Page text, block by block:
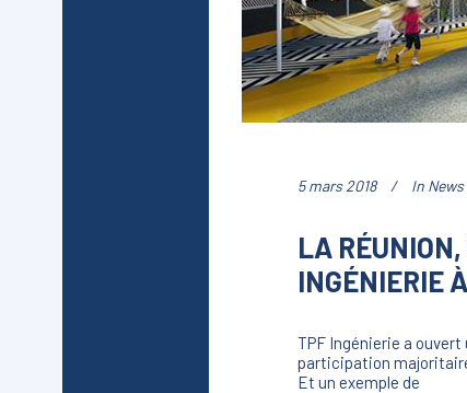
5 mars 2018 In
LA RÉUNION,
INGÉNIERIE
TPF Ingénierie a
participation majoritaire
Et un exemple de